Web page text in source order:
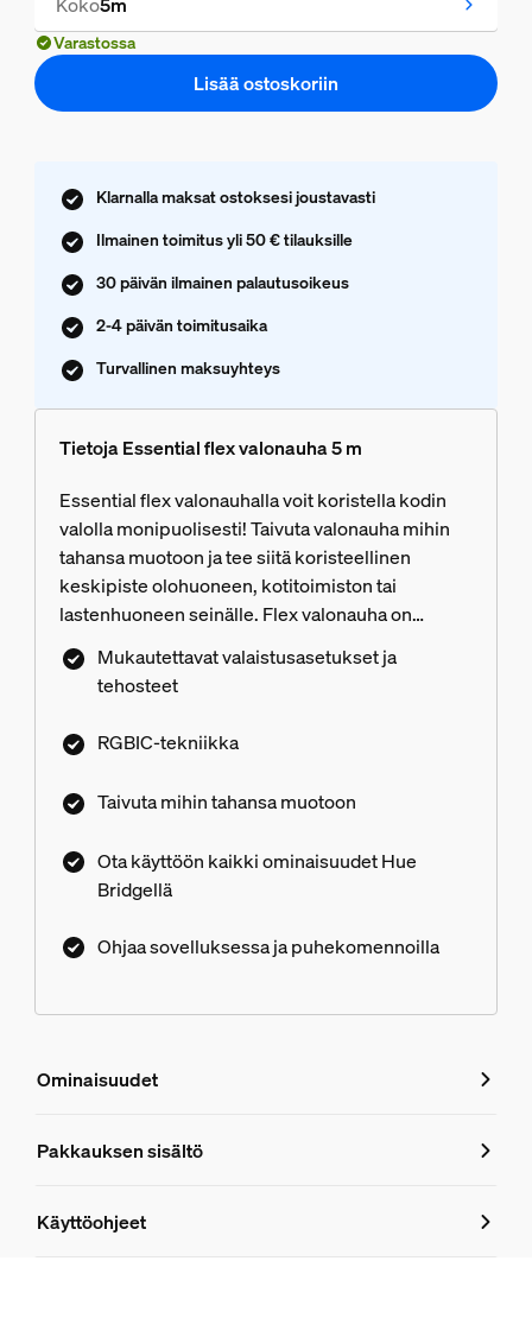
Varastossa
Lisää ostoskoriin
Klarnalla maksat ostoksesi joustavasti
Ilmainen toimitus yli 50 € tilauksille
30 päivän ilmainen palautusoikeus
2-4 päivän toimitusaika
Turvallinen maksuyhteys
Tietoja Essential flex valonauha 5 m
Essential flex valonauhalla voit koristella kodin
valolla monipuolisesti! Taivuta valonauha mihin
tahansa muotoon ja tee siitä koristeellinen
keskipiste olohuoneen, kotitoimiston tai
lastenhuoneen seinälle. Flex valonauha on
helppo sovittaa peilien ja seinäkalusteiden
muotoihin. Valon väri on vapaasti valittavissa, ja
valonauha voi toistaa myös upeita
neonvalotehosteita. Ota ensimmäinen askel Hue-
älyvalaistuksen maailmaan – voit ohjata valoja
käyttämällä kodin virtuaaliavustajaa, asettaa
valaistusasetuksista.
Mukautettavat valaistusasetukset ja
tehosteet
RGBIC-tekniikka
Taivuta mihin tahansa muotoon
Ota käyttöön kaikki ominaisuudet Hue
Bridgellä
Ohjaa sovelluksessa ja puhekomennoilla
Ominaisuudet
Ominaisuudet
8721103096586
Pakkauksen sisältö
Käyttöohjeet